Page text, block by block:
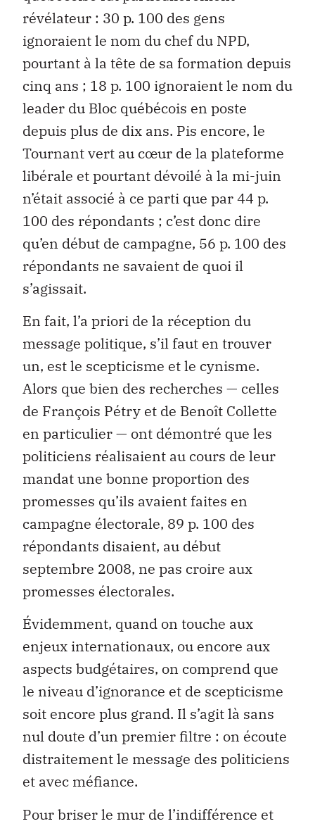
révélateur : 30 p. 100 des gens
ignoraient le nom du chef du NPD,
pourtant à la tête de sa formation depuis
cinq ans ; 18 p. 100 ignoraient le nom du
leader du Bloc québécois en poste
depuis plus de dix ans. Pis encore, le
Tournant vert au cœur de la plateforme
libérale et pourtant dévoilé à la mi-juin
n’était associé à ce parti que par 44 p.
100 des répondants ; c’est donc dire
qu’en début de campagne, 56 p. 100 des
répondants ne savaient de quoi il
s’agissait.
En fait, l’a priori de la réception du
message politique, s’il faut en trouver
un, est le scepticisme et le cynisme.
Alors que bien des recherches — celles
de François Pétry et de Benoît Collette
en particulier — ont démontré que les
politiciens réalisaient au cours de leur
mandat une bonne proportion des
promesses qu’ils avaient faites en
campagne électorale, 89 p. 100 des
répondants disaient, au début
septembre 2008, ne pas croire aux
promesses électorales.
Évidemment, quand on touche aux
enjeux internationaux, ou encore aux
aspects budgétaires, on comprend que
le niveau d’ignorance et de scepticisme
soit encore plus grand. Il s’agit là sans
nul doute d’un premier filtre : on écoute
distraitement le message des politiciens
et avec méfiance.
Pour briser le mur de l’indifférence et